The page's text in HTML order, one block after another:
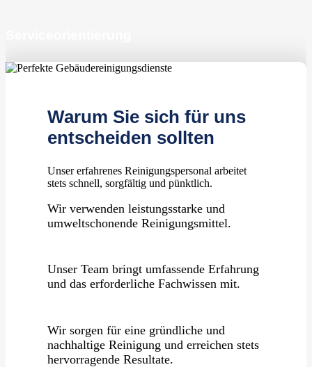
1
zufriedene Kunden
Warum Sie sich für uns
entscheiden sollten
Unser erfahrenes Reinigungspersonal arbeitet
stets schnell, sorgfältig und pünktlich.
Wir verwenden leistungsstarke und
umweltschonende Reinigungsmittel.
Unser Team bringt umfassende Erfahrung
und das erforderliche Fachwissen mit.
Wir sorgen für eine gründliche und
nachhaltige Reinigung und erreichen stets
hervorragende Resultate.